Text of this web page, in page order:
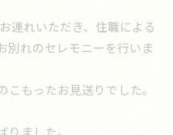
連れいただき、住職による
別れのセレモニーを行いま
もったお見送りでした。